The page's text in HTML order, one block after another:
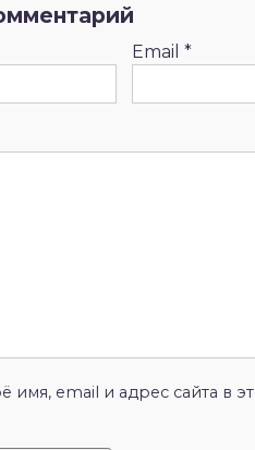
Email*
имя, email и адрес сайта в